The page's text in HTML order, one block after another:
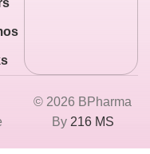
© 2026 BPharma
By 216 MS